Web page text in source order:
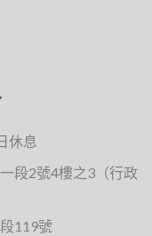
休息
段2號4樓之3（行政
119號